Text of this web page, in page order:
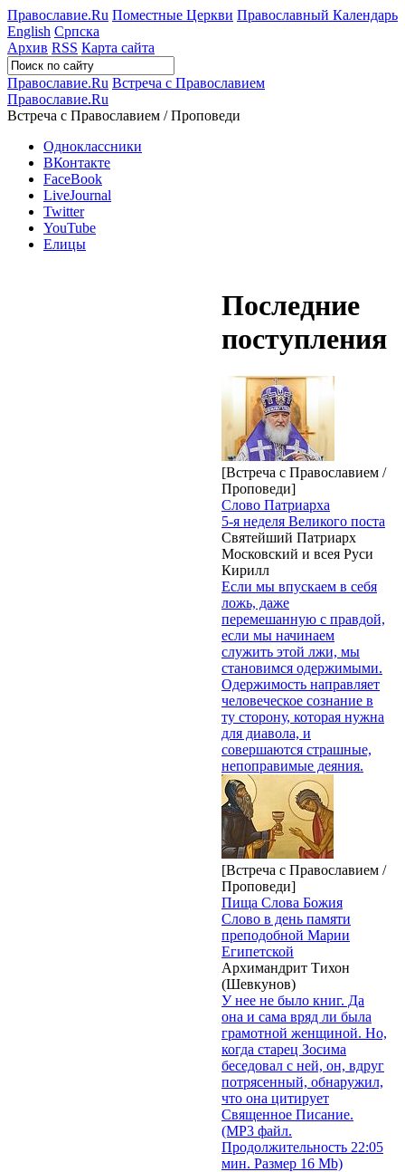
Православие.Ru Поместные Церкви Православный Календарь
English Српска
Архив RSS Карта сайта
Православие.Ru Встреча с Православием
Православие.Ru
Встреча с Православием / Проповеди
Одноклассники
ВКонтакте
FaceBook
LiveJournal
Twitter
YouTube
Елицы
Последние
поступления
[Встреча с Православием /
Проповеди]
Слово Патриарха
5-я неделя Великого поста
Святейший Патриарх
Московский и всея Руси
Кирилл
Если мы впускаем в себя
ложь, даже
перемешанную с правдой,
если мы начинаем
служить этой лжи, мы
становимся одержимыми.
Одержимость направляет
человеческое сознание в
ту сторону, которая нужна
для диавола, и
совершаются страшные,
непоправимые деяния.
[Встреча с Православием /
Проповеди]
Пища Слова Божия
Слово в день памяти
преподобной Марии
Египетской
Архимандрит Тихон
(Шевкунов)
У нее не было книг. Да
она и сама вряд ли была
грамотной женщиной. Но,
когда старец Зосима
беседовал с ней, он, вдруг
потрясенный, обнаружил,
что она цитирует
Священное Писание.
(MP3 файл.
Продолжительность 22:05
мин. Размер 16 Mb)